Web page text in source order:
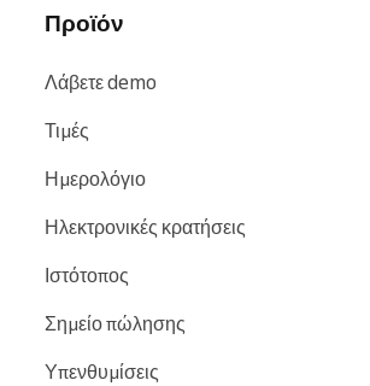
Προϊόν
Λάβετε demo
Τιμές
Ημερολόγιο
Ηλεκτρονικές κρατήσεις
Ιστότοπος
Σημείο πώλησης
Υπενθυμίσεις